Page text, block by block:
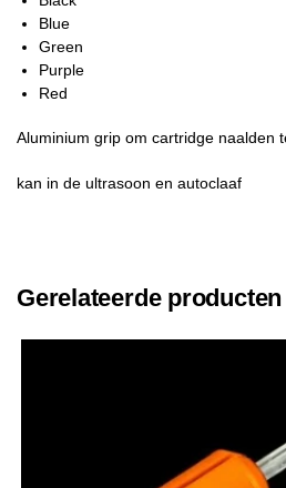
Blue
Green
Purple
Red
Aluminium grip om cartridge naalden
kan in de ultrasoon en autoclaaf
Gerelateerde producten